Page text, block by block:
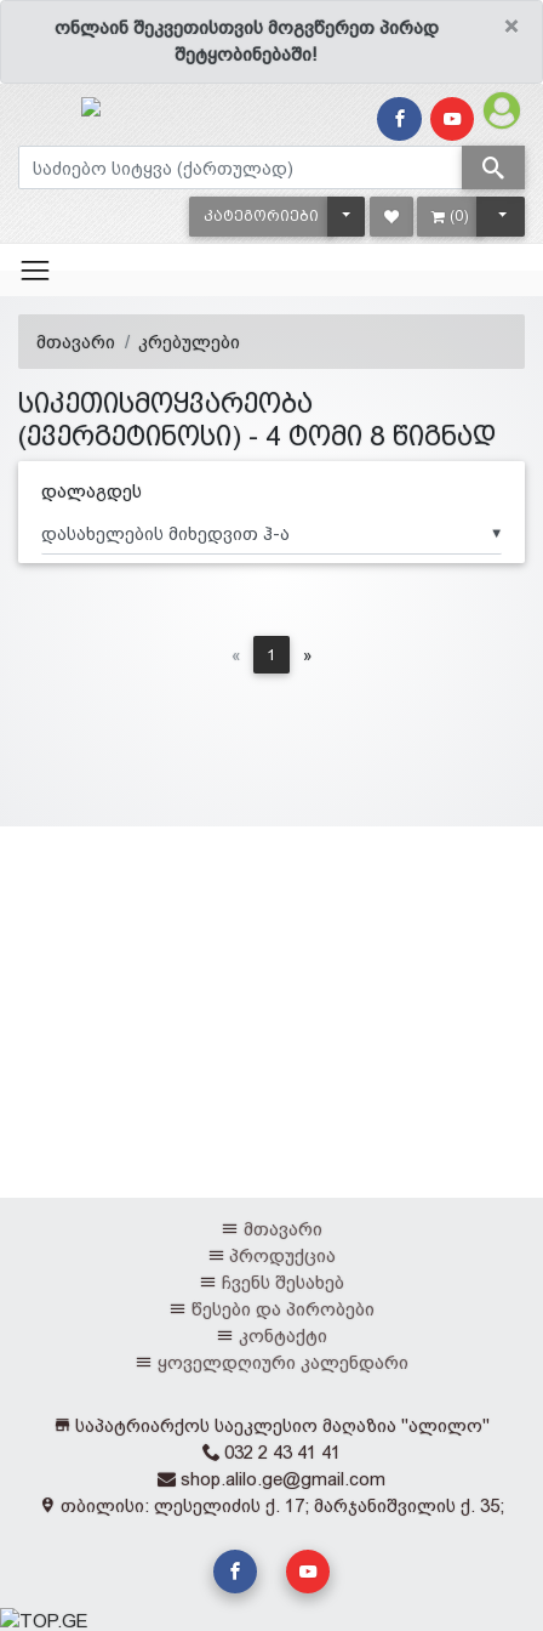
×
ონლაინ შეკვეთისთვის მოგვწერეთ პირად
შეტყობინებაში!
ᲙᲐᲢᲔᲒᲝᲠᲘᲔᲑᲘ TOGGLE DROPDOWN
(0)
მთავარი კრებულები
სიკეთისმოყვარეობა
(ევერგეტინოსი) - 4 ტომი 8 წიგნად
დალაგდეს
▼
«Previous
1 »Next
მთავარი
პროდუქცია
ჩვენს შესახებ
წესები და პირობები
კონტაქტი
ყოველდღიური კალენდარი
საპატრიარქოს საეკლესიო მაღაზია "ალილო"
032 2 43 41 41
shop.alilo.ge@gmail.com
თბილისი: ლესელიძის ქ. 17; მარჯანიშვილის ქ. 35;